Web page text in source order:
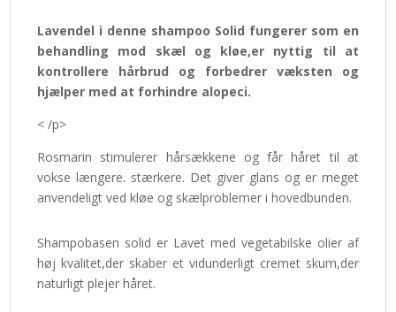
Lavendel i denne shampoo Solid fungerer som en
behandling mod skæl og kløe,er nyttig til at
kontrollere hårbrud og forbedrer væksten og
hjælper med at forhindre alopeci.
< /p>
Rosmarin stimulerer hårsækkene og får håret til at
vokse længere. stærkere. Det giver glans og er meget
anvendeligt ved kløe og skælproblemer i hovedbunden.
Shampobasen solid er Lavet med vegetabilske olier af
høj kvalitet,der skaber et vidunderligt cremet skum,der
naturligt plejer håret.